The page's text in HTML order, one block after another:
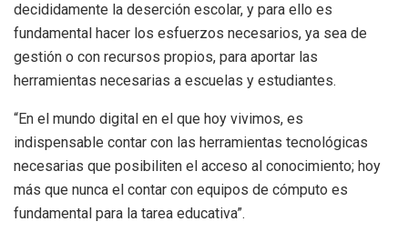
decididamente la deserción escolar, y para ello es
fundamental hacer los esfuerzos necesarios, ya sea de
gestión o con recursos propios, para aportar las
herramientas necesarias a escuelas y estudiantes.
“En el mundo digital en el que hoy vivimos, es
indispensable contar con las herramientas tecnológicas
necesarias que posibiliten el acceso al conocimiento; hoy
más que nunca el contar con equipos de cómputo es
fundamental para la tarea educativa”.